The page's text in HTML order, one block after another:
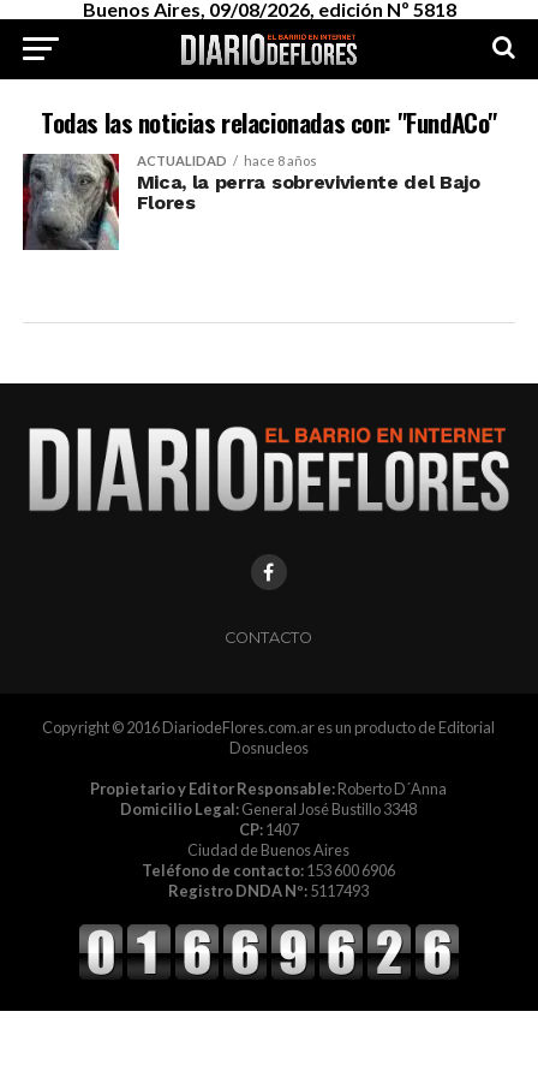
Buenos Aires, 09/08/2026, edición Nº 5818
Todas las noticias relacionadas con: "FundACo"
ACTUALIDAD hace 8 años
Mica, la perra sobreviviente del Bajo
Flores
CONTACTO
Copyright © 2016 DiariodeFlores.com.ar es un producto de Editorial
Dosnucleos
Propietario y Editor Responsable:Roberto D´Anna
Domicilio Legal:General José Bustillo 3348
CP:1407
Ciudad de Buenos Aires
Teléfono de contacto:153 600 6906
Registro DNDA Nº:5117493